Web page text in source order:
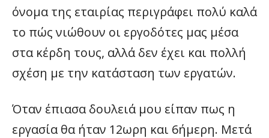
όνομα της εταιρίας περιγράφει πολύ καλά
το πώς νιώθουν οι εργοδότες μας μέσα
στα κέρδη τους, αλλά δεν έχει και πολλή
σχέση με την κατάσταση των εργατών.
Όταν έπιασα δουλειά μου είπαν πως η
εργασία θα ήταν 12ωρη και 6ήμερη. Μετά